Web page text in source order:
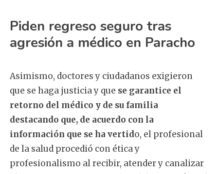
Piden regreso seguro tras
agresión a médico en Paracho
Asimismo, doctores y ciudadanos exigieron
que se haga justicia y que se garantice el
retorno del médico y de su familia
destacando que, de acuerdo con la
información que se ha vertido, el profesional
de la salud procedió con ética y
profesionalismo al recibir, atender y canalizar